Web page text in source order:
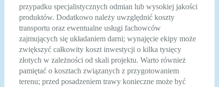
przypadku specjalistycznych odmian lub wysokiej jakości
produktów. Dodatkowo należy uwzględnić koszty
transportu oraz ewentualne usługi fachowców
zajmujących się układaniem darni; wynajęcie ekipy może
zwiększyć całkowity koszt inwestycji o kilka tysięcy
złotych w zależności od skali projektu. Warto również
pamiętać o kosztach związanych z przygotowaniem
terenu; przed posadzeniem trawy konieczne może być